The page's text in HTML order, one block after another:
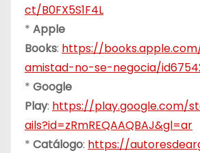
ct/B0FX5S1F4L
* Apple
Books: https://
amistad-no-se-negocia/
* Google
Play: https://play.google.com/
ails?id=zRmREQAAQBAJ&gl=ar
* Catálogo: https://